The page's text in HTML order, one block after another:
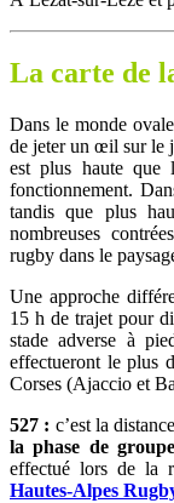
La carte de
Dans le monde
de jeter un œil sur le
est plus haute que
fonctionnement.
tandis que plus
nombreuses
rugby dans le
Une approche
15 h de trajet pour
stade adverse à
effectueront le plus
Corses (Ajaccio et
527 : c’est la
la phase de groupe
effectué lors de la
Hautes-Alpes